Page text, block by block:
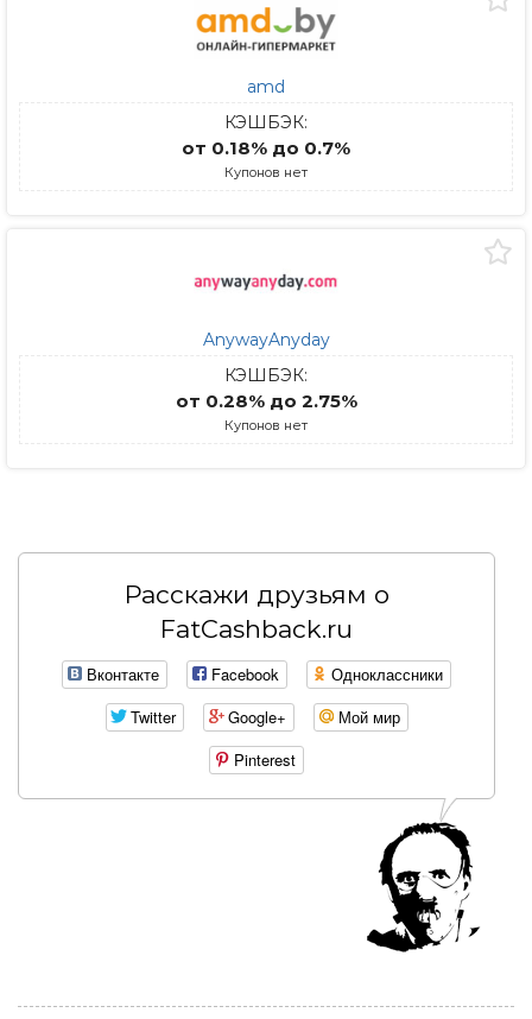
amd
КЭШБЭК:
от 0.18% до 0.7%
Купонов нет
AnywayAnyday
КЭШБЭК:
от 0.28% до 2.75%
Купонов нет
Расскажи друзьям о
FatCashback.ru
Вконтакте Facebook
Одноклассники
Twitter
Google+
Мой мир
Pinterest